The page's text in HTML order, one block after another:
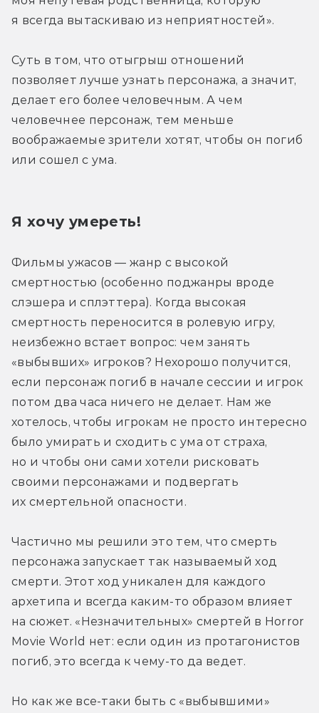
я всегда вытаскиваю из неприятностей».
Суть в том, что отыгрыш отношений
позволяет лучше узнать персонажа, а значит,
делает его более человечным. А чем
человечнее персонаж, тем меньше
воображаемые зрители хотят, чтобы он погиб
или сошел с ума.
Я хочу умереть!
Фильмы ужасов — жанр с высокой
смертностью (особенно поджанры вроде
слэшера и сплэттера). Когда высокая
смертность переносится в ролевую игру,
неизбежно встает вопрос: чем занять
«выбывших» игроков? Нехорошо получится,
если персонаж погиб в начале сессии и игрок
потом два часа ничего не делает. Нам же
хотелось, чтобы игрокам не просто интересно
было умирать и сходить с ума от страха,
но и чтобы они сами хотели рисковать
своими персонажами и подвергать
их смертельной опасности.
Частично мы решили это тем, что смерть
персонажа запускает так называемый ход
смерти. Этот ход уникален для каждого
архетипа и всегда каким-то образом влияет
на сюжет. «Незначительных» смертей в Horror
Movie World нет: если один из протагонистов
погиб, это всегда к чему-то да ведет.
Но как же все-таки быть с «выбывшими»